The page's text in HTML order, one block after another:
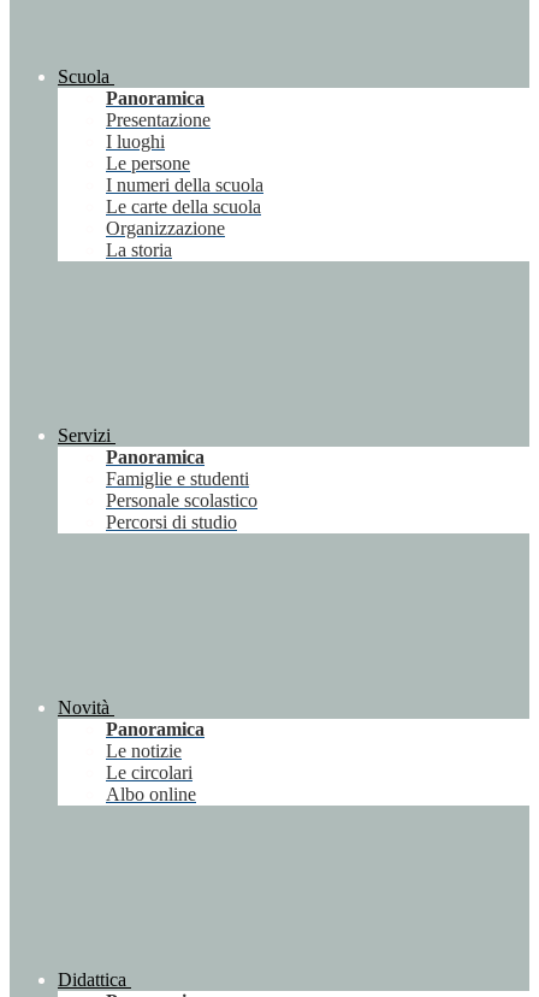
Scuola
Panoramica
Presentazione
I luoghi
Le persone
I numeri della scuola
Le carte della scuola
Organizzazione
La storia
Servizi
Panoramica
Famiglie e studenti
Personale scolastico
Percorsi di studio
Novità
Panoramica
Le notizie
Le circolari
Albo online
Didattica